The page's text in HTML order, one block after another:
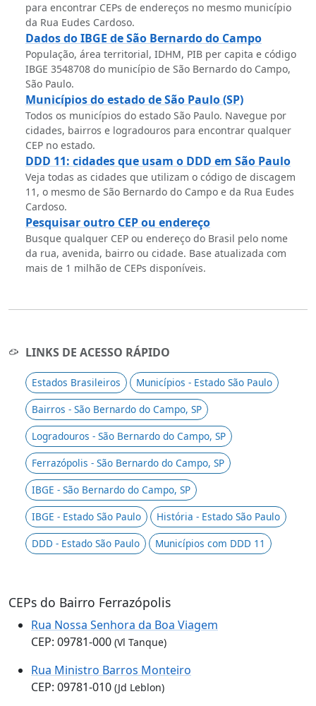
para encontrar CEPs de endereços no mesmo município
da Rua Eudes Cardoso.
Dados do IBGE de São Bernardo do Campo
População, área territorial, IDHM, PIB per capita e código
IBGE 3548708 do município de São Bernardo do Campo,
São Paulo.
Municípios do estado de São Paulo (SP)
Todos os municípios do estado São Paulo. Navegue por
cidades, bairros e logradouros para encontrar qualquer
CEP no estado.
DDD 11: cidades que usam o DDD em São Paulo
Veja todas as cidades que utilizam o código de discagem
11, o mesmo de São Bernardo do Campo e da Rua Eudes
Cardoso.
Pesquisar outro CEP ou endereço
Busque qualquer CEP ou endereço do Brasil pelo nome
da rua, avenida, bairro ou cidade. Base atualizada com
mais de 1 milhão de CEPs disponíveis.
LINKS DE ACESSO RÁPIDO
Estados Brasileiros
Municípios - Estado São Paulo
Bairros - São Bernardo do Campo, SP
Logradouros - São Bernardo do Campo, SP
Ferrazópolis - São Bernardo do Campo, SP
IBGE - São Bernardo do Campo, SP
IBGE - Estado São Paulo
História - Estado São Paulo
DDD - Estado São Paulo
Municípios com DDD 11
CEPs do Bairro Ferrazópolis
Rua Nossa Senhora da Boa Viagem
CEP: 09781-000 (Vl Tanque)
Rua Ministro Barros Monteiro
CEP: 09781-010 (Jd Leblon)